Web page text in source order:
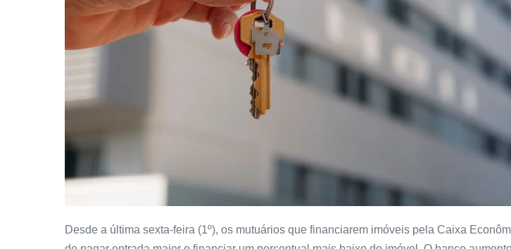
Desde a última sexta-feira (1º), os mutuários que financiarem imóveis pela Caixa